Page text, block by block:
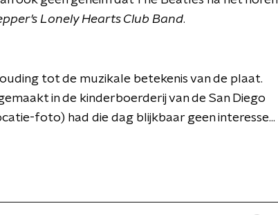
Lonely Hearts Club Band.
tot de muzikale betekenis van de plaat.
in de kinderboerderij van de San Diego
foto) had die dag blijkbaar geen interesse...